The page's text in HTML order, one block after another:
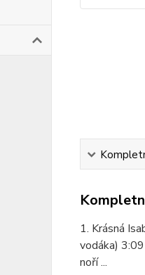
1. Krásná
vodáka)
noří ...